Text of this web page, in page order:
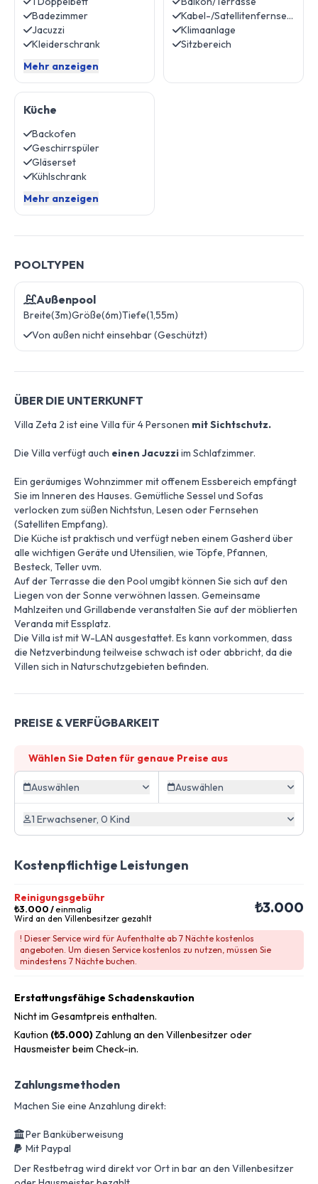
Badezimmer
Jacuzzi
Kleiderschrank
Mehr anzeigen
Kabel-/Satellitenfernsehen
Klimaanlage
Sitzbereich
Küche
Backofen
Geschirrspüler
Gläserset
Kühlschrank
Mehr anzeigen
POOLTYPEN
Außenpool
Breite(3m)Größe(6m)Tiefe(1,55m)
Von außen nicht einsehbar (Geschützt)
ÜBER DIE UNTERKUNFT
Villa Zeta 2 ist eine Villa für 4 Personen mit Sichtschutz.
Die Villa verfügt auch einen Jacuzziim Schlafzimmer.
Ein geräumiges Wohnzimmer mit offenem Essbereich empfängt
Sie im Inneren des Hauses. Gemütliche Sessel und Sofas
verlocken zum süßen Nichtstun, Lesen oder Fernsehen
(Satelliten Empfang).
Die Küche ist praktisch und verfügt neben einem Gasherd über
alle wichtigen Geräte und Utensilien, wie Töpfe, Pfannen,
Besteck, Teller uvm.
Auf der Terrasse die den Pool umgibt können Sie sich auf den
Liegen von der Sonne verwöhnen lassen. Gemeinsame
Mahlzeiten und Grillabende veranstalten Sie auf der möblierten
Veranda mit Essplatz.
Die Villa ist mit W-LAN ausgestattet. Es kann vorkommen, dass
die Netzverbindung teilweise schwach ist oder abbricht, da die
Villen sich in Naturschutzgebieten befinden.
PREISE & VERFÜGBARKEIT
Wählen Sie Daten für genaue Preise aus
Auswählen Auswählen
1 Erwachsener, 0 Kind
Kostenpflichtige Leistungen
Reinigungsgebühr
₺3.000/einmalig
Wird an den Villenbesitzer gezahlt
₺3.000
! Dieser Service wird für Aufenthalte ab 7 Nächte kostenlos
angeboten. Um diesen Service kostenlos zu nutzen, müssen Sie
mindestens 7 Nächte buchen.
Erstattungsfähige Schadenskaution
Nicht im Gesamtpreis enthalten.
Kaution (₺5.000) Zahlung an den Villenbesitzer oder
Hausmeister beim Check-in.
Zahlungsmethoden
Machen Sie eine Anzahlung direkt:
Per Banküberweisung
Mit Paypal
Der Restbetrag wird direkt vor Ort in bar an den Villenbesitzer